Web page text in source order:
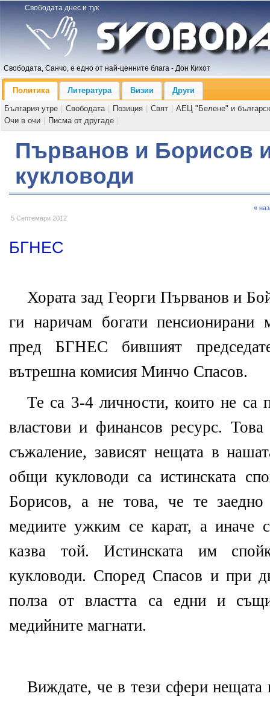
Свободата днес и тук
Свободата, Санчо, е едно от най-ценните блага - Дон Кихот
Политика Литература Визии
Други
България утре
Свободата Позиция Свят
АЕЦ "Белене" и
Очи в очи
Писма от другаде
Първанов и Борисов
кукловоди
5 Септември 2012
«
БГНЕС
Хората зад Георги Първанов и
ги наричам богати пенсионирани
пред БГНЕС бившият
вътрешна комисия Минчо Спасов.
Те са 3-4 личности, които не са
властови и финансов ресурс.
съжаление, зависят нещата в
общи кукловоди са истинската
Борисов, а не това, че те
медиите ужким се карат, а иначе
казва той. Истинската им
кукловоди. Според Спасов и при
полза от властта са едни и
медийните магнати.
Виждате, че в тези сфери нещата